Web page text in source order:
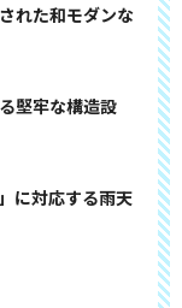
れた和モダンな
堅牢な構造設
に対応する雨天